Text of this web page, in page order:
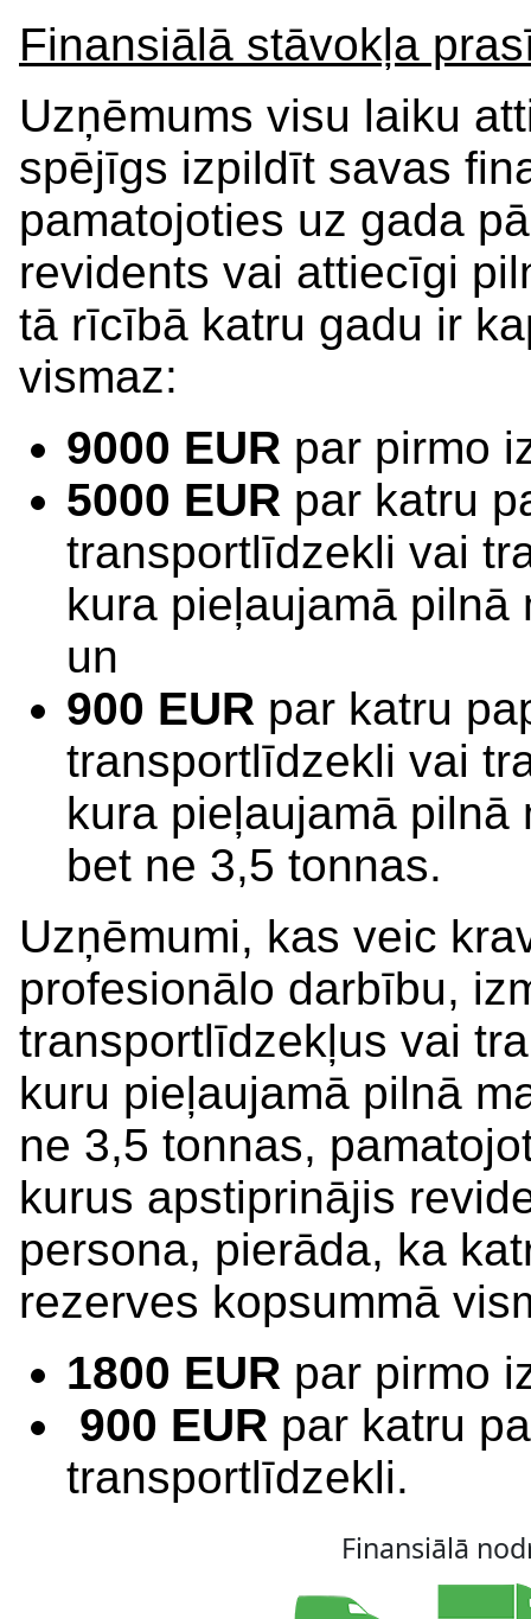
Finansiālā stāvokļa
Uzņēmums visu laiku
spējīgs izpildīt savas
pamatojoties uz gada
revidents vai attiecīgi
tā rīcībā katru gadu ir
vismaz:
9000 EUR par pirmo
5000 EUR par katru
transportlīdzekli vai
kura pieļaujamā pilnā
un
900 EUR par katru
transportlīdzekli vai
kura pieļaujamā pilnā
bet ne 3,5 tonnas.
Uzņēmumi, kas veic
profesionālo darbību,
transportlīdzekļus vai
kuru pieļaujamā pilnā
ne 3,5 tonnas,
kurus apstiprinājis
persona, pierāda, ka
rezerves kopsummā
1800 EUR par pirmo
900 EUR par katru
transportlīdzekli.